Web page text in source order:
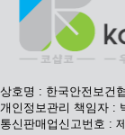
상호명 : 한국안전보건
개인정보관리 책임자 :
통신판매업신고번호 :